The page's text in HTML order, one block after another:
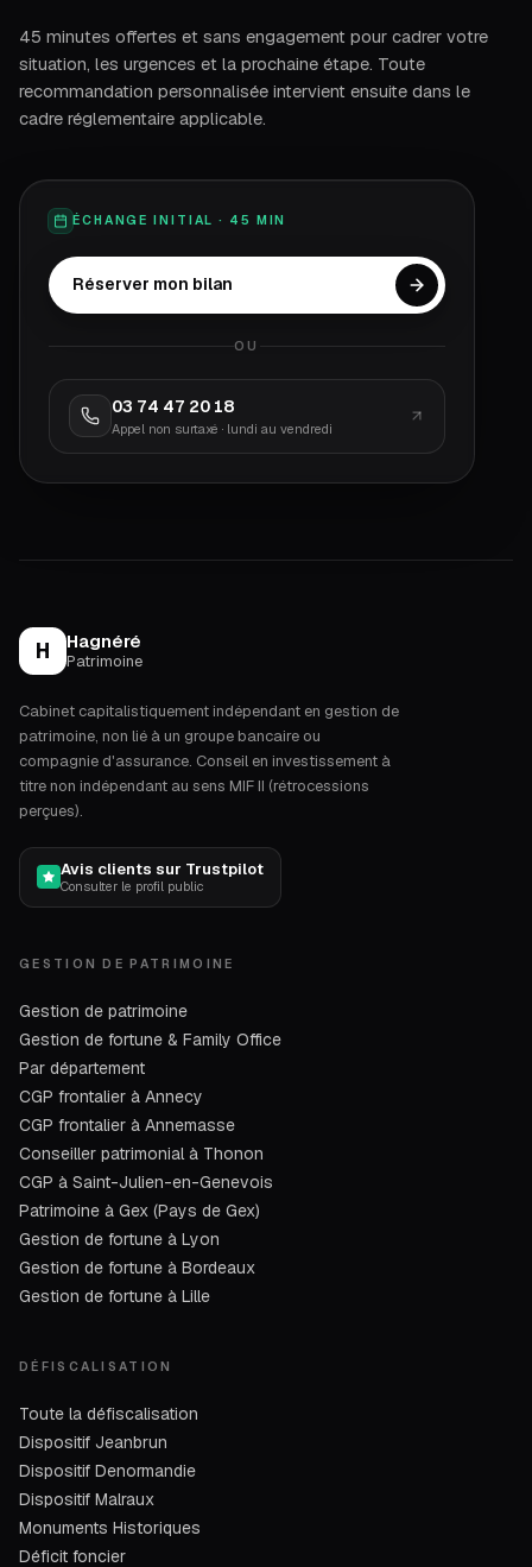
45 minutes offertes et sans engagement pour cadrer votre
situation, les urgences et la prochaine étape. Toute
recommandation personnalisée intervient ensuite dans le
cadre réglementaire applicable.
ÉCHANGE INITIAL · 45 MIN
Réserver mon bilan
OU
03 74 47 20 18
Appel non surtaxé · lundi au vendredi
H Hagnéré
Patrimoine
Cabinet capitalistiquement indépendant en gestion de
patrimoine, non lié à un groupe bancaire ou
compagnie d'assurance. Conseil en investissement à
titre non indépendant au sens MIF II (rétrocessions
perçues).
Avis clients sur Trustpilot
Consulter le profil public
GESTION DE PATRIMOINE
Gestion de patrimoine
Gestion de fortune & Family Office
Par département
CGP frontalier à Annecy
CGP frontalier à Annemasse
Conseiller patrimonial à Thonon
CGP à Saint-Julien-en-Genevois
Patrimoine à Gex (Pays de Gex)
Gestion de fortune à Lyon
Gestion de fortune à Bordeaux
Gestion de fortune à Lille
DÉFISCALISATION
Toute la défiscalisation
Dispositif Jeanbrun
Dispositif Denormandie
Dispositif Malraux
Monuments Historiques
Déficit foncier